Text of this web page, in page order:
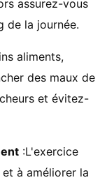
assurez-vous
de la journée.
aliments,
des maux de
et évitez-
:L'exercice
à améliorer la